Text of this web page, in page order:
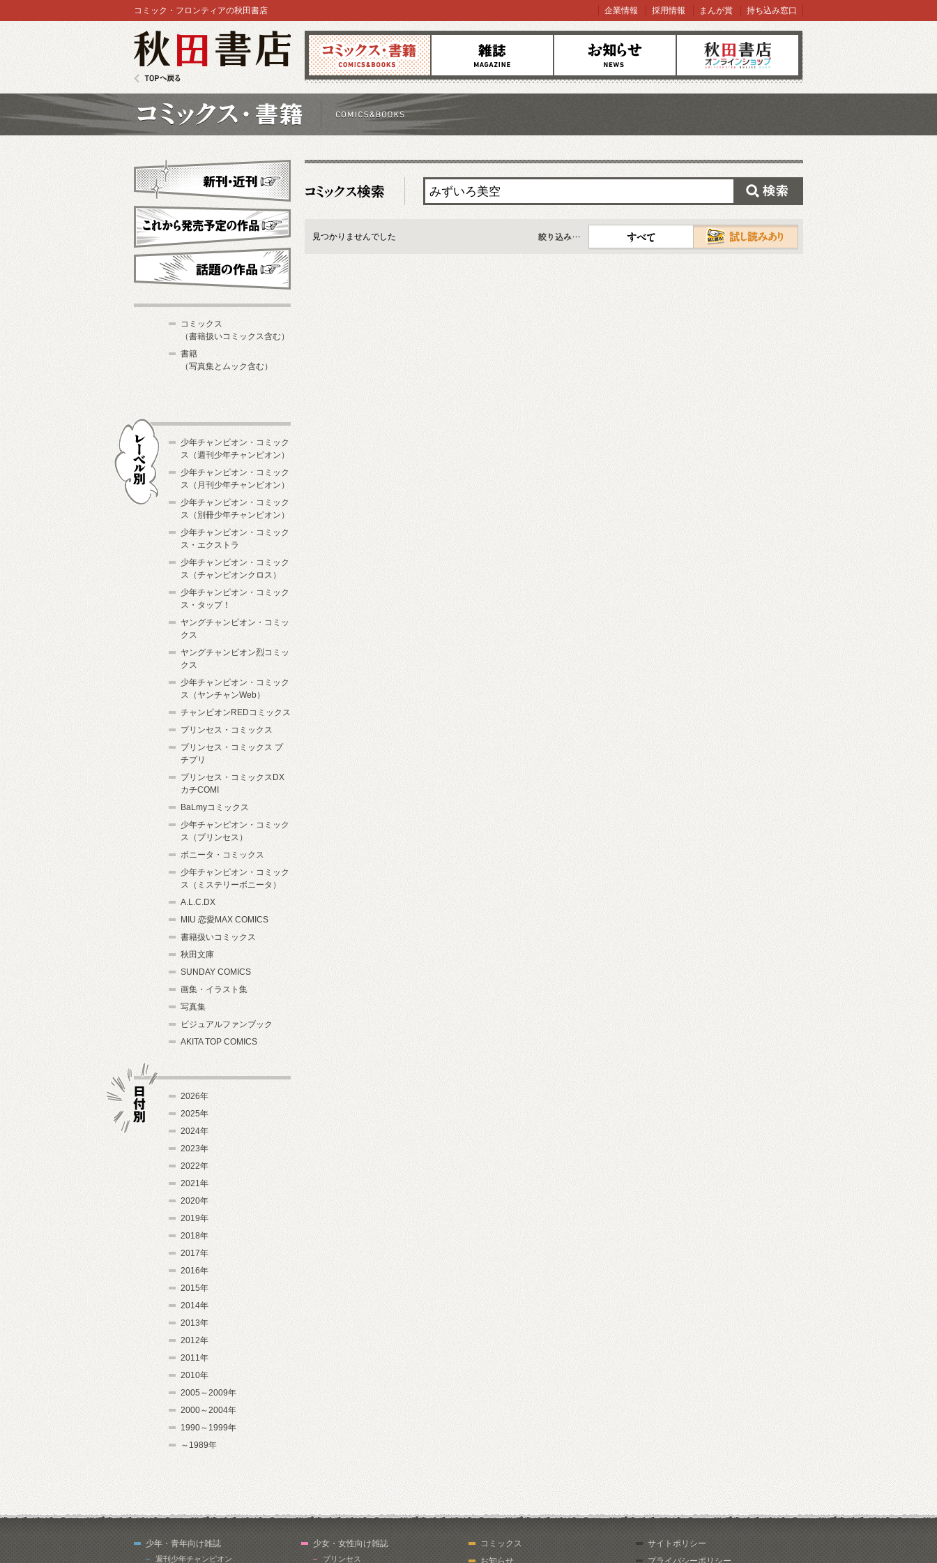
コミックス 雑誌 お知らせ オンラインショップ
コミック・フロンティアの秋田書店 企業情報 採用情報 まんが賞 持ち込み窓口
見つかりませんでした
すべて
新刊・近刊
これから発売予定
コミックス
（書籍扱いコミックス含む）
書籍
（写真集とムック含む）
少年チャンピオン・コミック
ス（週刊少年チャンピオン）
少年チャンピオン・コミック
ス（月刊少年チャンピオン）
少年チャンピオン・コミック
ス（別冊少年チャンピオン）
少年チャンピオン・コミック
ス・エクストラ
少年チャンピオン・コミック
ス（チャンピオンクロス）
少年チャンピオン・コミック
ス・タップ！
ヤングチャンピオン・コミッ
クス
ヤングチャンピオン烈コミッ
クス
少年チャンピオン・コミック
ス（ヤンチャンWeb）
チャンピオンREDコミックス
プリンセス・コミックス
プリンセス・コミックス プ
チプリ
プリンセス・コミックスDX
カチCOMI
BaLmyコミックス
少年チャンピオン・コミック
ス（プリンセス）
ボニータ・コミックス
少年チャンピオン・コミック
ス（ミステリーボニータ）
A.L.C.DX
MIU 恋愛MAX COMICS
書籍扱いコミックス
秋田文庫
SUNDAY COMICS
画集・イラスト集
写真集
ビジュアルファンブック
AKITA TOP COMICS
2026年
2025年
2024年
2023年
2022年
2021年
2020年
2019年
2018年
2017年
2016年
2015年
2014年
2013年
2012年
2011年
2010年
2005～2009年
2000～2004年
1990～1999年
～1989年
少年・青年向け雑誌
週刊少年チャンピオン
少女・女性向け雑誌
プリンセス
コミックス
お知らせ
サイトポリシー
プライバシーポリシー